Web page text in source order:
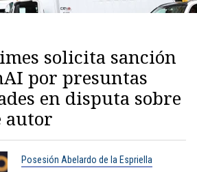
solicita sanción
por presuntas
en disputa sobre
autor
Posesión Abelardo de la Espriella